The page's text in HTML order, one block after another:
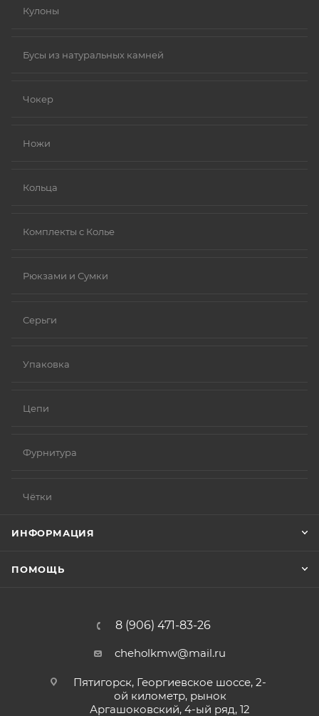
в сплаве может вызывать реакцию).
покрытия других металлов, таких как золото или
Золото (особенно высокой пробы, хотя даже
Платина.
Кулоны
Бусы из натуральных камней
Чокер
Ножи
Кольца
Комплекты с Колье
Рюкзами и Сумки
Серьги
Упаковка
Цепи
Фурнитура
Чётки
ИНФОРМАЦИЯ
ПОМОЩЬ
8 (906) 471-83-26
cheholkmw@mail.ru
Пятигорск, Георгиевское шоссе, 2-
ой километр, рынок
Аргашоковский, 4-ый ряд, 12